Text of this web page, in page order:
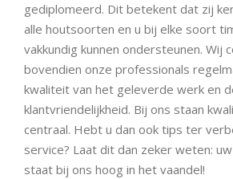
gediplomeerd. Dit betekent dat zij
alle houtsoorten en u bij elke soort
vakkundig kunnen ondersteunen. Wij
bovendien onze professionals
kwaliteit van het geleverde werk en
klantvriendelijkheid. Bij ons staan
centraal. Hebt u dan ook tips ter
service? Laat dit dan zeker weten:
staat bij ons hoog in het vaandel!